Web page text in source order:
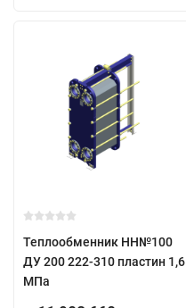
Теплообменник НН№100
ДУ 200 222-310 пластин 1,6
МПа